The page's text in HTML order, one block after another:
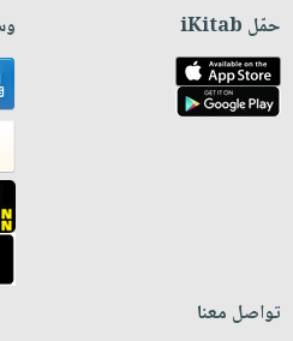
حمّل iKitab
تواصل معنا